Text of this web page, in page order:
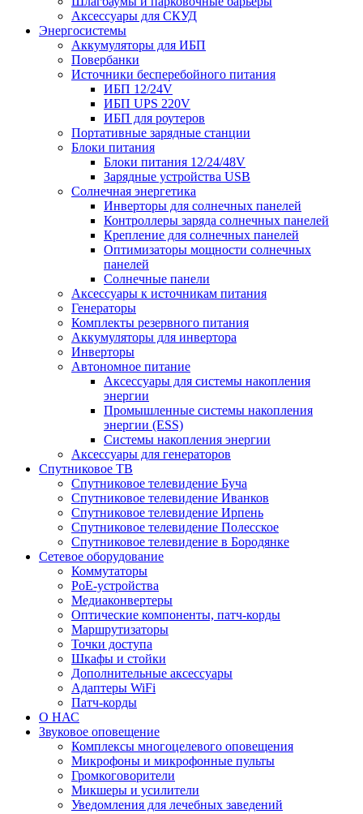
Аксессуары для СКУД
Энергосистемы
Аккумуляторы для ИБП
Повербанки
Источники бесперебойного питания
ИБП 12/24V
ИБП UPS 220V
ИБП для роутеров
Портативные зарядные станции
Блоки питания
Блоки питания 12/24/48V
Зарядные устройства USB
Солнечная энергетика
Инверторы для солнечных панелей
Контроллеры заряда солнечных панелей
Крепление для солнечных панелей
Оптимизаторы мощности солнечных
панелей
Солнечные панели
Аксессуары к источникам питания
Генераторы
Комплекты резервного питания
Аккумуляторы для инвертора
Инверторы
Автономное питание
Аксессуары для системы накопления
энергии
Промышленные системы накопления
энергии (ESS)
Системы накопления энергии
Аксессуары для генераторов
Спутниковое ТВ
Спутниковое телевидение Буча
Спутниковое телевидение Иванков
Спутниковое телевидение Ирпень
Спутниковое телевидение Полесское
Спутниковое телевидение в Бородянке
Сетевое оборудование
Коммутаторы
PoE-устройства
Медиаконвертеры
Оптические компоненты, патч-корды
Маршрутизаторы
Точки доступа
Шкафы и стойки
Дополнительные аксессуары
Адаптеры WiFi
Патч-корды
О НАС
Звуковое оповещение
Комплексы многоцелевого оповещения
Микрофоны и микрофонные пульты
Громкоговорители
Микшеры и усилители
Уведомления для лечебных заведений